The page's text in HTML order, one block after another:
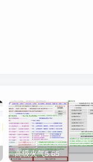
高级火气5.65